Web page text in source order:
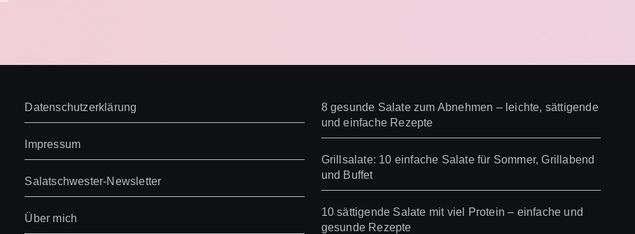
Datenschutzerklärung
Impressum
Salatschwester-Newsletter
Über mich
8 gesunde Salate zum Abnehmen – leichte, sättigende
und einfache Rezepte
Grillsalate: 10 einfache Salate für Sommer, Grillabend
und Buffet
10 sättigende Salate mit viel Protein – einfache und
gesunde Rezepte